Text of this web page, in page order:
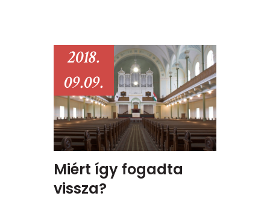
Miért így fogadta
vissza?
2018.
09.09.